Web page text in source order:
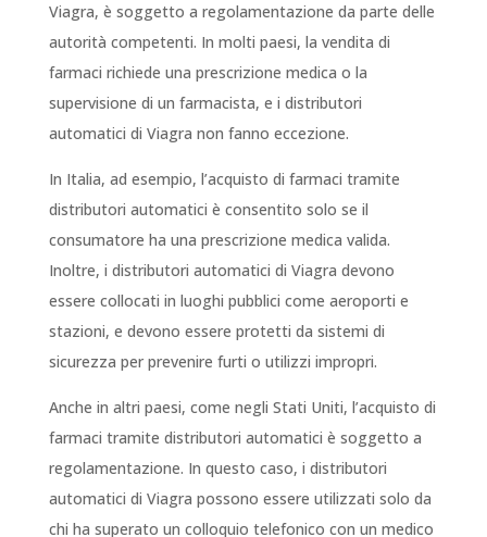
Viagra, è soggetto a regolamentazione da parte delle
autorità competenti. In molti paesi, la vendita di
farmaci richiede una prescrizione medica o la
supervisione di un farmacista, e i distributori
automatici di Viagra non fanno eccezione.
In Italia, ad esempio, l’acquisto di farmaci tramite
distributori automatici è consentito solo se il
consumatore ha una prescrizione medica valida.
Inoltre, i distributori automatici di Viagra devono
essere collocati in luoghi pubblici come aeroporti e
stazioni, e devono essere protetti da sistemi di
sicurezza per prevenire furti o utilizzi impropri.
Anche in altri paesi, come negli Stati Uniti, l’acquisto di
farmaci tramite distributori automatici è soggetto a
regolamentazione. In questo caso, i distributori
automatici di Viagra possono essere utilizzati solo da
chi ha superato un colloquio telefonico con un medico